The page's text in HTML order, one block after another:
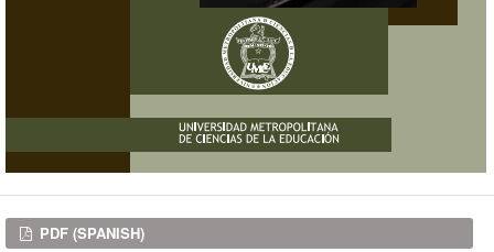
Downloads
PDF (SPANISH)